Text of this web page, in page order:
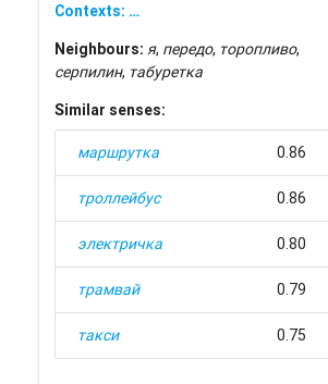
Contexts: …
Neighbours: я, передо, торопливо,
серпилин, табуретка
Similar senses:
маршрутка 0.86
троллейбус 0.86
электричка 0.80
трамвай 0.79
такси 0.75